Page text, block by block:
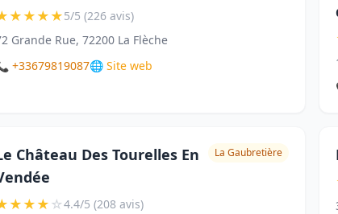
★★★★5/5 (226 avis)
Grande Rue, 72200 La Flèche
+33679819087🌐 Site web
Château Des Tourelles En
La Gaubretière
★★★☆4.4/5 (208 avis)